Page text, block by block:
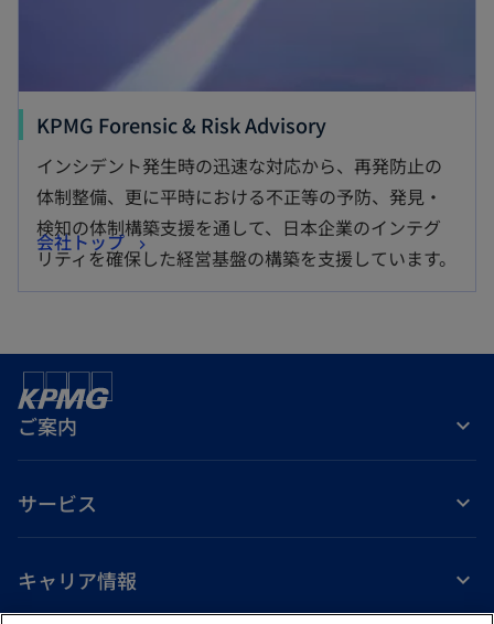
KPMG Forensic & Risk Advisory
インシデント発生時の迅速な対応から、再発防止の
体制整備、更に平時における不正等の予防、発見・
検知の体制構築支援を通して、日本企業のインテグ
リティを確保した経営基盤の構築を支援しています。
会社トップ
ご案内
サービス
キャリア情報